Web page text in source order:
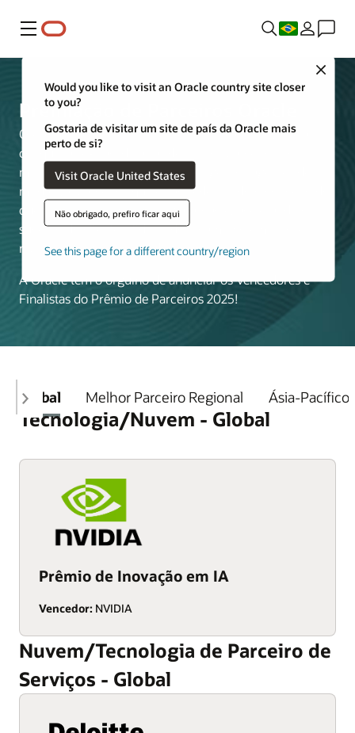
Menu
Close
Would you like to visit an Oracle country site closer
to you?
Gostaria de visitar um site de país da Oracle mais
perto de si?
Visit Oracle United States
Não obrigado, prefiro ficar aqui
See this page for a different country/region
Premiação de Parceiros Oracle
O Prêmio de Parceiros Oracle celebra a inovação e as
conquistas extraordinárias de nossos parceiros no
mundo todo. Esse prêmio homenageia os agentes de
mudança: parceiros que estão redefinindo o conceito do
que é possível com tecnologias Oracle, acelerando o
sucesso do cliente e liderando o caminho em setores,
regiões e soluções inovadoras.
A Oracle tem o orgulho de anunciar os Vencedores e
Finalistas do Prêmio de Parceiros 2025!
Global Melhor Parceiro Regional Ásia-Pacífico
Tecnologia/Nuvem - Global
Prêmio de Inovação em IA
Vencedor: NVIDIA
Nuvem/Tecnologia de Parceiro de
Serviços - Global